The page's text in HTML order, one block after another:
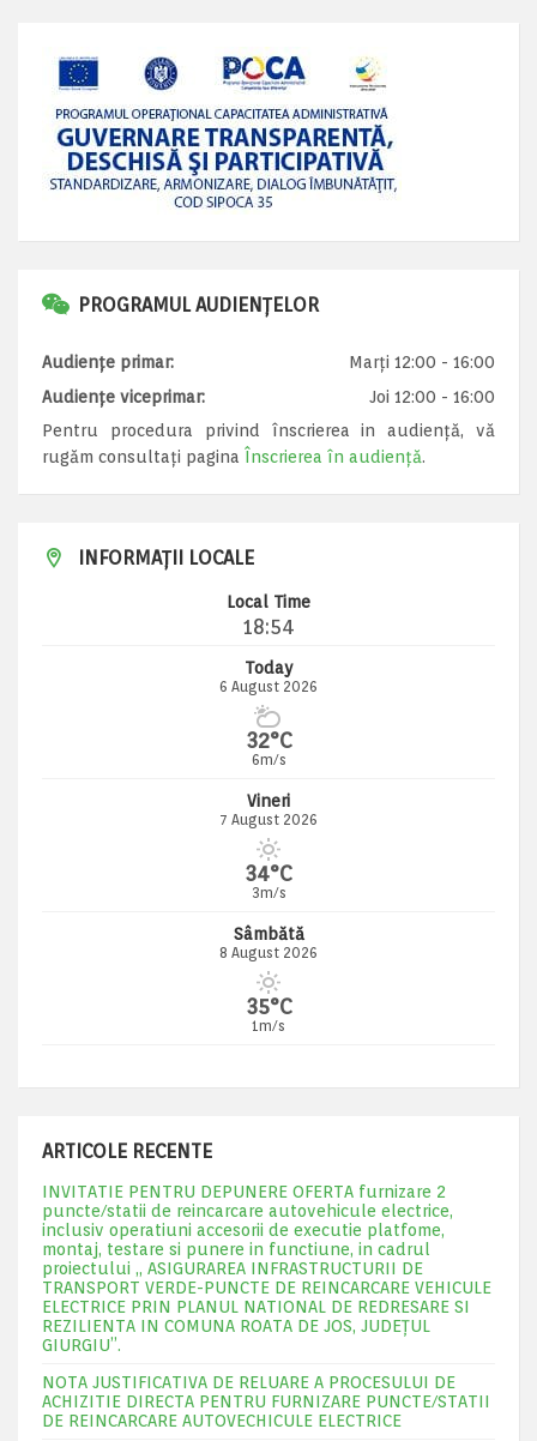
PROGRAMUL AUDIENȚELOR
Audiențe primar:
Marți 12:00 - 16:00
Audiențe viceprimar:
Joi 12:00 - 16:00
Pentru procedura privind înscrierea in audiență, vă
rugăm consultați pagina Înscrierea în audiență.
INFORMAȚII LOCALE
Local Time
18:54
Today
6 August 2026
32°C
6m/s
Vineri
7 August 2026
34°C
3m/s
Sâmbătă
8 August 2026
35°C
1m/s
ARTICOLE RECENTE
INVITATIE PENTRU DEPUNERE OFERTA furnizare 2
puncte/statii de reincarcare autovehicule electrice,
inclusiv operatiuni accesorii de executie platfome,
montaj, testare si punere in functiune, in cadrul
proiectului „ ASIGURAREA INFRASTRUCTURII DE
TRANSPORT VERDE-PUNCTE DE REINCARCARE VEHICULE
ELECTRICE PRIN PLANUL NATIONAL DE REDRESARE SI
REZILIENTA IN COMUNA ROATA DE JOS, JUDEŢUL
GIURGIU”.
NOTA JUSTIFICATIVA DE RELUARE A PROCESULUI DE
ACHIZITIE DIRECTA PENTRU FURNIZARE PUNCTE/STATII
DE REINCARCARE AUTOVECHICULE ELECTRICE